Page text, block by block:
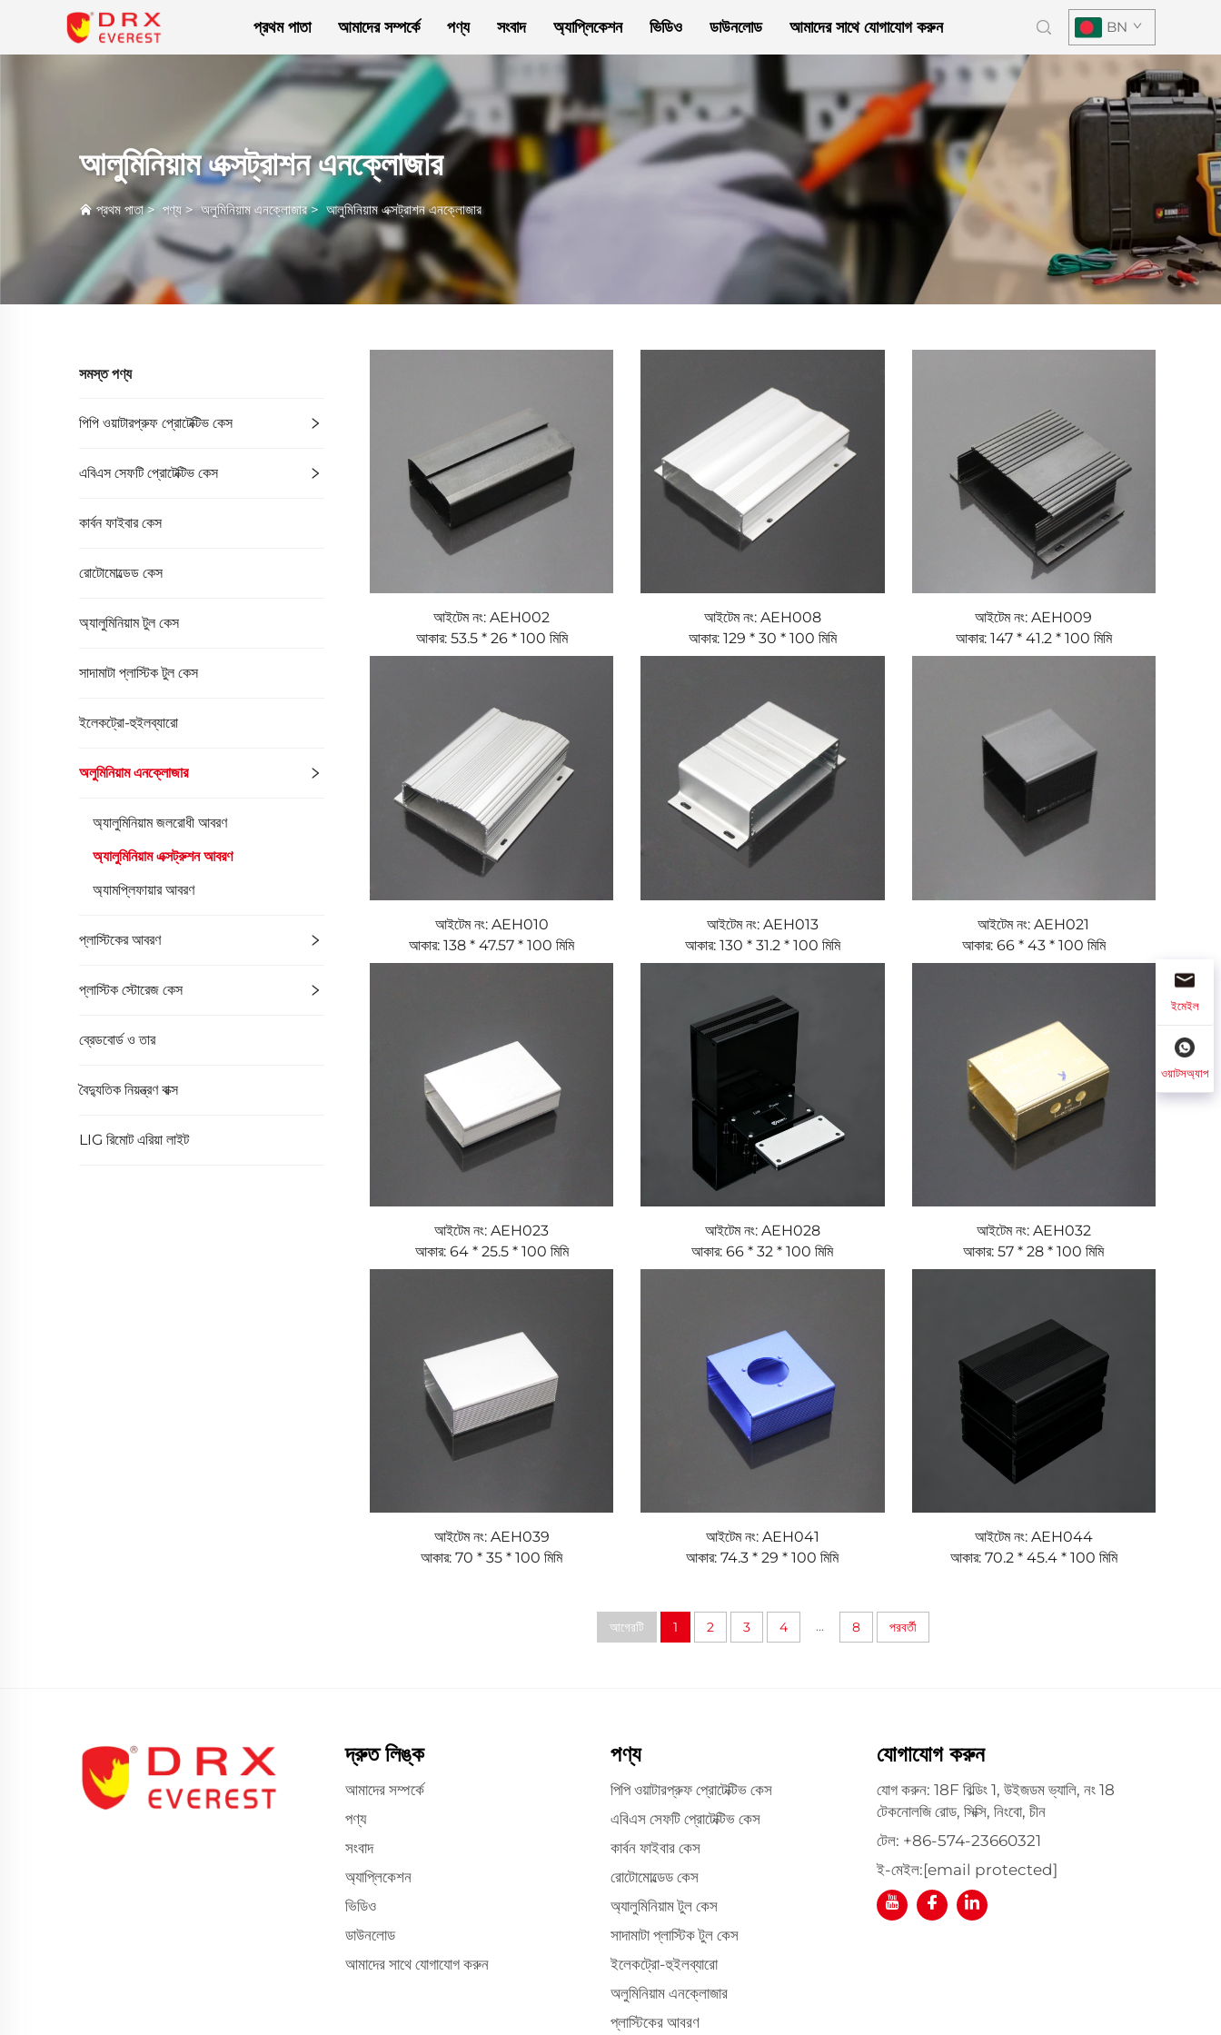
প্রথম পাতা আমাদের সম্পর্কে পণ্য সংবাদ অ্যাপ্লিকেশন ভিডিও ডাউনলোড আমাদের সাথে যোগাযোগ করুন BN
আলুমিনিয়াম এক্সট্রাশন এনক্লোজার
প্রথম পাতা> পণ্য >অলুমিনিয়াম এনক্লোজার> আলুমিনিয়াম এক্সট্রাশন এনক্লোজার
সমস্ত পণ্য
পিপি ওয়াটারপ্রুফ প্রোটেক্টিভ কেস
এবিএস সেফটি প্রোটেক্টিভ কেস
কার্বন ফাইবার কেস
রোটোমোল্ডেড কেস
অ্যালুমিনিয়াম টুল কেস
সাদামাটা প্লাস্টিক টুল কেস
ইলেকট্রো-হুইলব্যারো
অলুমিনিয়াম এনক্লোজার
অ্যালুমিনিয়াম জলরোধী আবরণ
অ্যালুমিনিয়াম এক্সট্রুশন আবরণ
অ্যামপ্লিফায়ার আবরণ
প্লাস্টিকের আবরণ
প্লাস্টিক স্টোরেজ কেস
ব্রেডবোর্ড ও তার
বৈদ্যুতিক নিয়ন্ত্রণ বাক্স
LIG রিমোট এরিয়া লাইট
আইটেম নং: AEH002
আকার: 53.5 * 26 * 100 মিমি
আইটেম নং: AEH008
আকার: 129 * 30 * 100 মিমি
আইটেম নং: AEH009
আকার: 147 * 41.2 * 100 মিমি
আইটেম নং: AEH010
আকার: 138 * 47.57 * 100 মিমি
আইটেম নং: AEH013
আকার: 130 * 31.2 * 100 মিমি
আইটেম নং: AEH021
আকার: 66 * 43 * 100 মিমি
আইটেম নং: AEH023
আকার: 64 * 25.5 * 100 মিমি
আইটেম নং: AEH028
আকার: 66 * 32 * 100 মিমি
আইটেম নং: AEH032
আকার: 57 * 28 * 100 মিমি
আইটেম নং: AEH039
আকার: 70 * 35 * 100 মিমি
আইটেম নং: AEH041
আকার: 74.3 * 29 * 100 মিমি
আইটেম নং: AEH044
আকার: 70.2 * 45.4 * 100 মিমি
আগেরটি 1 2 3 4 ... 8 পরবর্তী
ইমেইল
ওয়াটসঅ্যাপ
দ্রুত লিঙ্ক
আমাদের সম্পর্কে
পণ্য
সংবাদ
অ্যাপ্লিকেশন
ভিডিও
ডাউনলোড
আমাদের সাথে যোগাযোগ করুন
পণ্য
পিপি ওয়াটারপ্রুফ প্রোটেক্টিভ কেস
এবিএস সেফটি প্রোটেক্টিভ কেস
কার্বন ফাইবার কেস
রোটোমোল্ডেড কেস
অ্যালুমিনিয়াম টুল কেস
সাদামাটা প্লাস্টিক টুল কেস
ইলেকট্রো-হুইলব্যারো
অলুমিনিয়াম এনক্লোজার
প্লাস্টিকের আবরণ
যোগাযোগ করুন
যোগ করুন: 18F বিল্ডিং 1, উইজডম ভ্যালি, নং 18
টেকনোলজি রোড, সিক্সি, নিংবো, চীন
টেল: +86-574-23660321
ই-মেইল:[email protected]